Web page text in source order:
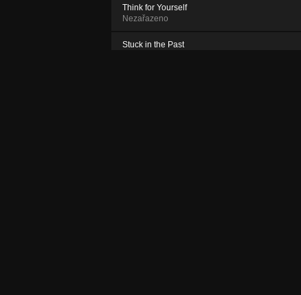
Think for Yourself
Nezařazeno
Stuck in the Past